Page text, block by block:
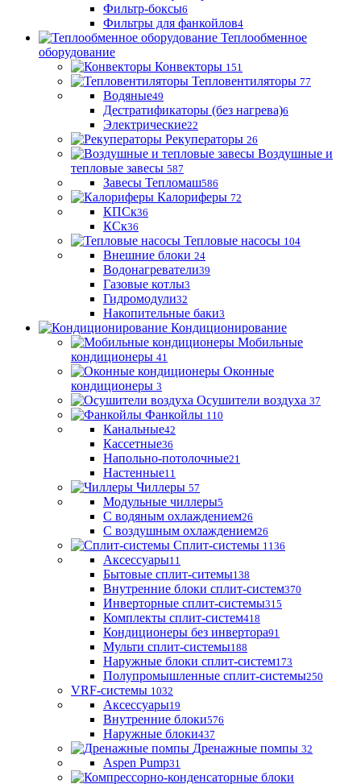
Фильтр-боксы6
Фильтры для фанкойлов4
Теплообменное
оборудование
Конвекторы 151
Тепловентиляторы 77
Водяные49
Дестратификаторы (без нагрева)6
Электрические22
Рекуператоры 26
Воздушные и
тепловые завесы 587
Завесы Тепломаш586
Калориферы 72
КПСк36
КСк36
Тепловые насосы 104
Внешние блоки 24
Водонагреватели39
Газовые котлы3
Гидромодули32
Накопительные баки3
Кондиционирование
Мобильные
кондиционеры 41
Оконные
кондиционеры 3
Осушители воздуха 37
Фанкойлы 110
Канальные42
Кассетные36
Напольно-потолочные21
Настенные11
Чиллеры 57
Модульные чиллеры5
С водяным охлаждением26
С воздушным охлаждением26
Сплит-системы 1136
Аксессуары11
Бытовые сплит-ситемы138
Внутренние блоки сплит-систем370
Инверторные сплит-системы315
Комплекты сплит-систем418
Кондиционеры без инвертора91
Мульти сплит-системы188
Наружные блоки сплит-систем173
Полупромышленные сплит-системы250
VRF-системы 1032
Аксессуары19
Внутренние блоки576
Наружные блоки437
Дренажные помпы 32
Aspen Pump31